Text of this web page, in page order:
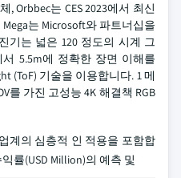
, Orbbec는 CES 2023에서 최신
는 Microsoft와 파트너십을
기는 넓은 120 정도의 시계 그
5.5m에 정확한 장면 이해를
(ToF) 기술을 이용합니다. 1 메
를 가진 고성능 4K 해결책 RGB
계의 심층적 인 적용을 포함합
률(USD Million)의 예측 및